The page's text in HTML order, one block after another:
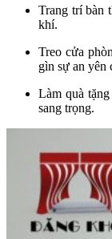
Trang trí bàn
khí.
Treo cửa
gìn sự an yên
Làm quà
sang trọng.